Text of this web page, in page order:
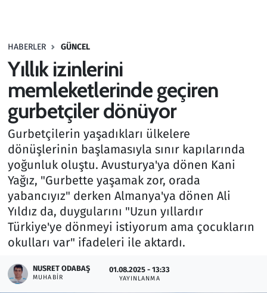
HABERLER GÜNCEL
Yıllık izinlerini
memleketlerinde geçiren
gurbetçiler dönüyor
Gurbetçilerin yaşadıkları ülkelere
dönüşlerinin başlamasıyla sınır kapılarında
yoğunluk oluştu. Avusturya'ya dönen Kani
Yağız, "Gurbette yaşamak zor, orada
yabancıyız" derken Almanya'ya dönen Ali
Yıldız da, duygularını "Uzun yıllardır
Türkiye'ye dönmeyi istiyorum ama çocukların
okulları var" ifadeleri ile aktardı.
NUSRET ODABAŞ
MUHABIR
01.08.2025 - 13:33
YAYINLANMA
Haber
Kültür Sanat
Kurumsal Haberler
Lezzet Durağı
Memur ve Kamu
Otomobil
Oyun
Ramazan